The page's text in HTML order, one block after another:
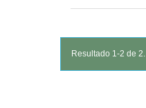
Resultado 1-2 de 2.